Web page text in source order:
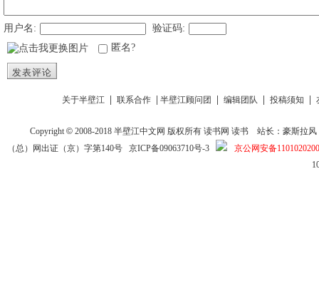
用户名:
验证码:
匿名?
发表评论
关于半壁江 联系合作 半壁江顾问团 编辑团队 投稿须知
Copyright © 2008-2018半壁江中文网 版权所有读书网 读书
站长：豪斯拉风
（总）网出证（京）字第140号 京ICP备09063710号-3
京公网安备